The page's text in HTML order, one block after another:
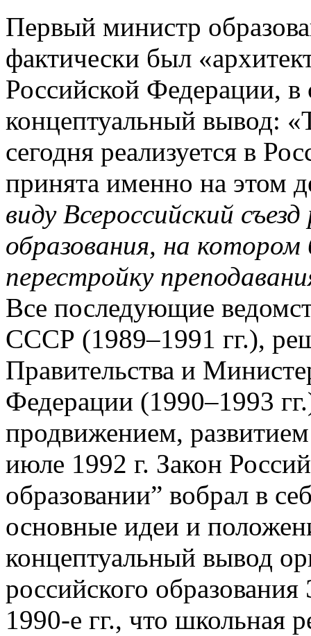
Первый министр
фактически был
Российской Федерации, в
концептуальный вывод:
сегодня реализуется в
принята именно на этом
виду Всероссийский
образования, на
перестройку
Все последующие
СССР (1989–1991 гг.),
Правительства и
Федерации (1990–1993
продвижением,
июле 1992 г. Закон
образовании” вобрал в
основные идеи и
концептуальный вывод
российского
1990-е гг., что